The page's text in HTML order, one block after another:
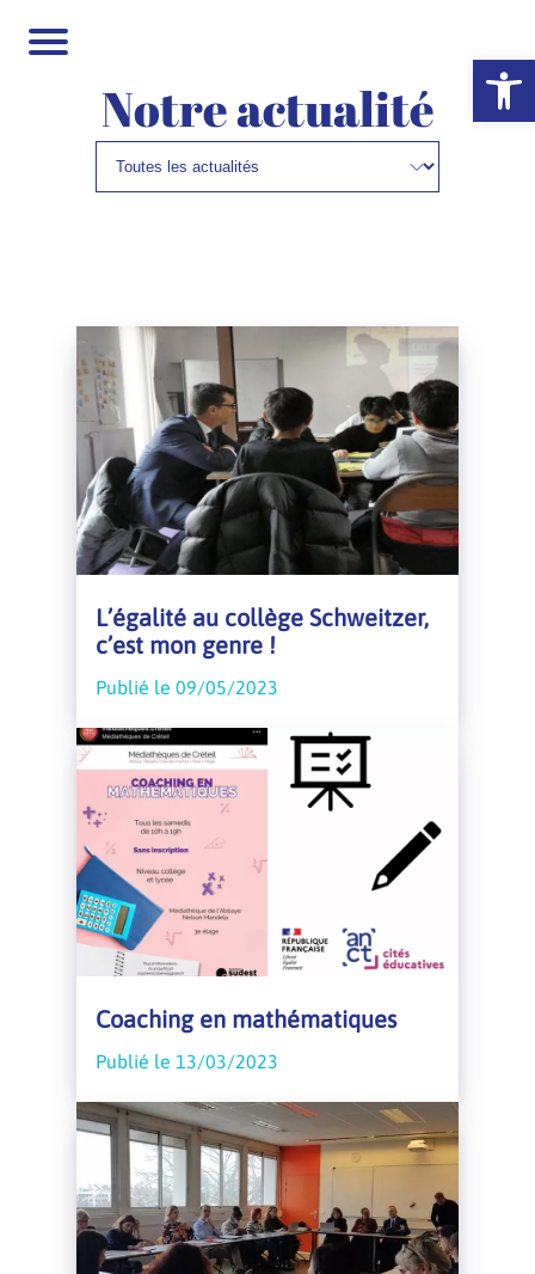
Ouvrir
Notre actualité
L’égalité au collège Schweitzer,
c’est mon genre !
Publié le 09/05/2023
Coaching en mathématiques
Publié le 13/03/2023